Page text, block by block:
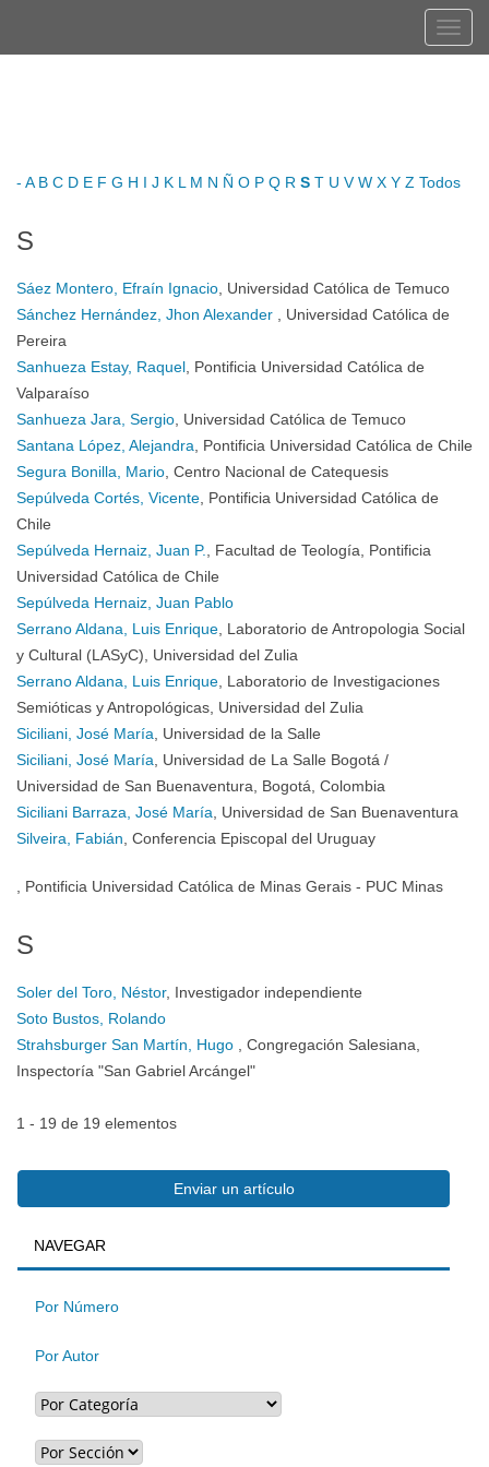
- A B C D E F G H I J K L M N Ñ O P Q R S T U V W X Y Z Todos
S
Sáez Montero, Efraín Ignacio , Universidad Católica de Temuco
Sánchez Hernández, Jhon Alexander
, Universidad Católica de
Pereira
Sanhueza Estay, Raquel , Pontificia Universidad Católica de
Valparaíso
Sanhueza Jara, Sergio , Universidad Católica de Temuco
Santana López, Alejandra , Pontificia Universidad Católica de Chile
Segura Bonilla, Mario , Centro Nacional de Catequesis
Sepúlveda Cortés, Vicente , Pontificia Universidad Católica de
Chile
Sepúlveda Hernaiz, Juan P.
, Facultad de Teología, Pontificia
Universidad Católica de Chile
Sepúlveda Hernaiz, Juan Pablo
Serrano Aldana, Luis Enrique , Laboratorio de Antropologia Social
y Cultural (LASyC), Universidad del Zulia
Serrano Aldana, Luis Enrique , Laboratorio de Investigaciones
Semióticas y Antropológicas, Universidad del Zulia
Siciliani, José María , Universidad de la Salle
Siciliani, José María , Universidad de La Salle Bogotá /
Universidad de San Buenaventura, Bogotá, Colombia
Siciliani Barraza, José María , Universidad de San Buenaventura
Silveira, Fabián , Conferencia Episcopal del Uruguay
, Pontificia Universidad Católica de Minas Gerais - PUC Minas
S
Soler del Toro, Néstor, Investigador independiente
Soto Bustos, Rolando
Strahsburger San Martín, Hugo
, Congregación Salesiana,
Inspectoría "San Gabriel Arcángel"
1 - 19 de 19 elementos
Enviar
un
artículo
Enviar un artículo
BUSQUEDA
NAVEGAR
Por Número
Por Autor